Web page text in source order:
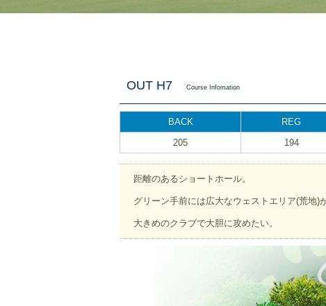
OUT H7 Course Infomation
BACK REG
205
194
距離のあるショートホール。
グリーン手前には広大なウェストエリア(荒地)
大きめのクラブで大胆に攻めたい。